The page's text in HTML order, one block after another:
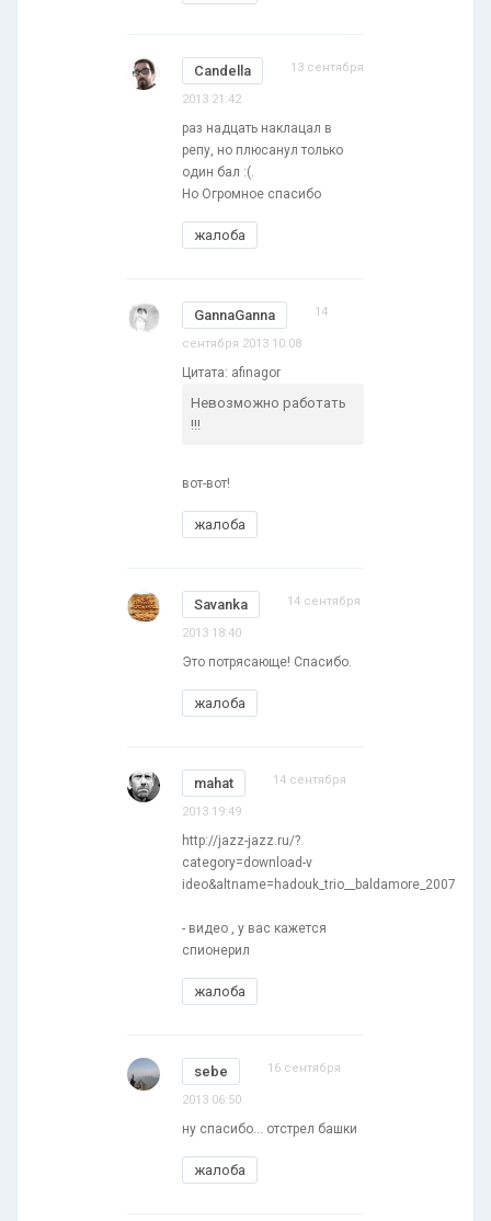
Candella 13 сентября
2013 21:42
раз надцать наклацал в
репу, но плюсанул только
один бал :(.
Но Огромное спасибо
жалоба
GannaGanna 14
сентября 2013 10:08
Цитата: afinagor
Невозможно работать
!!!
вот-вот!
жалоба
Savanka 14 сентября
2013 18:40
Это потрясающе! Спасибо.
жалоба
mahat 14 сентября
2013 19:49
http://jazz-jazz.ru/?
category=download-v
ideo&altname=hadouk_trio__baldamore_2007
- видео , у вас кажется
спионерил
жалоба
sebe 16 сентября
2013 06:50
ну спасибо... отстрел башки
жалоба